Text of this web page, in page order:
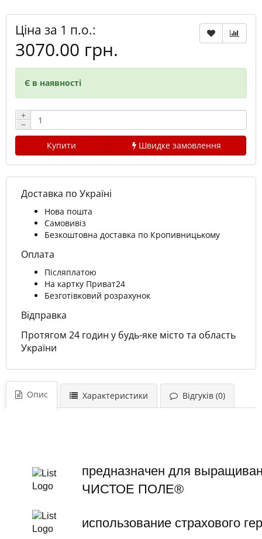
Ціна за 1 п.о.:
3070.00 грн.
Є в наявності
+
−
Купити
Швидке замовлення
Доставка по Україні
Нова пошта
Самовивіз
Безкоштовна доставка по Кропивницькому
Оплата
Післяплатою
На картку Приват24
Безготівковий розрахунок
Відправка
Протягом 24 годин у будь-яке місто та область
України
Опис Характеристики Відгуків (0)
предназначен для
ЧИСТОЕ ПОЛЕ®
использование страхового